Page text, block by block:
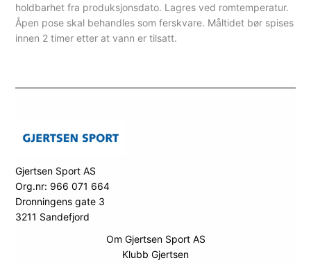
holdbarhet fra produksjonsdato. Lagres ved romtemperatur.
Åpen pose skal behandles som ferskvare. Måltidet bør spises
innen 2 timer etter at vann er tilsatt.
Gjertsen Sport AS
Org.nr: 966 071 664
Dronningens gate 3
3211 Sandefjord
Om Gjertsen Sport AS
Klubb Gjertsen